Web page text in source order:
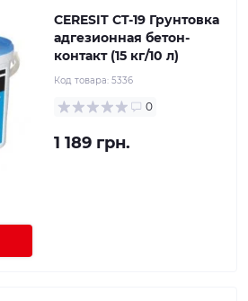
CERESIT CT-19 Грунтовка
адгезионная бетон-
контакт (15 кг/10 л)
Код товара: 5336
0
1 189 грн.